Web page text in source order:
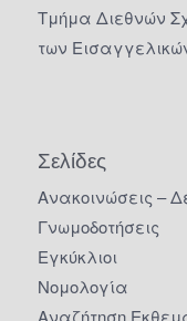
Τμήμα Διεθνών
των
Σελίδες
Ανακοινώσεις –
Γνωμοδοτήσεις
Εγκύκλιοι
Νομολογία
Αναζήτηση